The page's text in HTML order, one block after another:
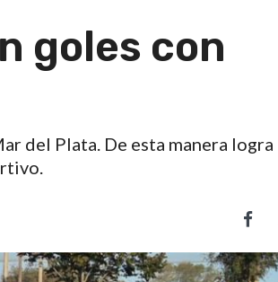
goles con
del Plata. De esta manera